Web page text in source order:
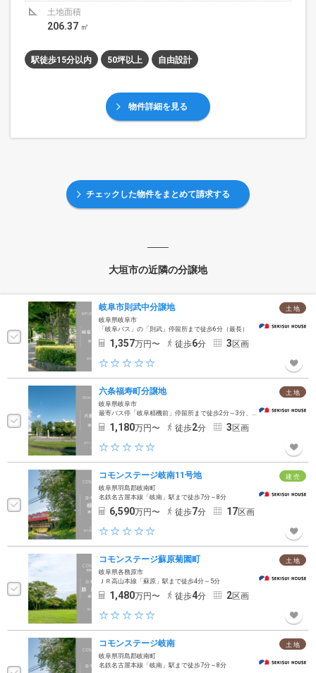
土地面積
206.37 ㎡
駅徒歩15分以内 50坪以上 自由設計
物件詳細を見る
チェックした物件をまとめて請求する
大垣市の近隣の分譲地
土 地
岐阜市則武中分譲地
岐阜県岐阜市
「岐阜バス」の「則武」停留所まで徒歩6分（最長）
1,357万円〜 徒歩6分 3 区画
土 地
六条福寿町分譲地
岐阜県岐阜市
最寄バス停「岐阜精機前」停留所まで徒歩2分～3分、「岐阜バス」に乗車、ＪＲ東海道本線「岐阜」駅まで11分
1,180万円〜 徒歩2分 3 区画
建 売
コモンステージ岐南11号地
岐阜県羽島郡岐南町
名鉄名古屋本線「岐南」駅まで徒歩7分～8分
6,590万円〜 徒歩7分 17区画
土 地
コモンステージ蘇原菊園町
岐阜県各務原市
ＪＲ高山本線「蘇原」駅まで徒歩4分～5分
1,480万円〜 徒歩4分 2区画
土 地
コモンステージ岐南
岐阜県羽島郡岐南町
名鉄名古屋本線「岐南」駅まで徒歩7分～8分